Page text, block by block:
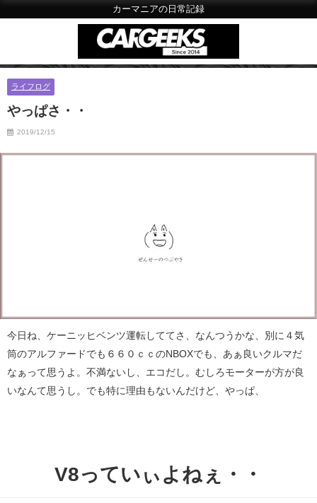
カーマニアの日常記録
ライフログ
やっぱさ・・
2019/12/15
今日ね、ケーニッヒベンツ運転しててさ、なんつうかな、別に４気
筒のアルファードでも６６０ｃｃのNBOXでも、あぁ良いクルマだ
なぁって思うよ。不満ないし、エコだし。むしろモーターが方が良
いなんて思うし。でも特に理由もないんだけど、やっぱ、
V8っていぃよねぇ・・